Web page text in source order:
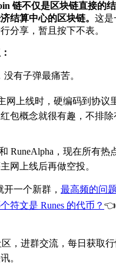
链不仅是区块链直接的
结算中心的区块链。 这是
分享，暂且按下不表。
有子弹最痛苦。
网上线时，硬编码到协议
包概念就很有趣，不排
RuneAlpha，现在所有热
网上线后再做空投。
一个新群， 最高频的问
符文是 Runes 的代币？ 👈
区，进群交流，每日获取
。